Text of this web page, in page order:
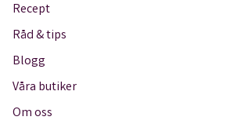
Recept
Råd & tips
Blogg
Våra butiker
Om oss